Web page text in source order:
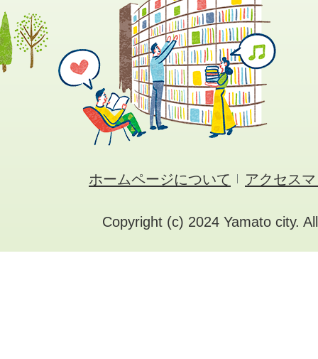
ホームページについて アクセス
Copyright (c) 2024 Yamato city.